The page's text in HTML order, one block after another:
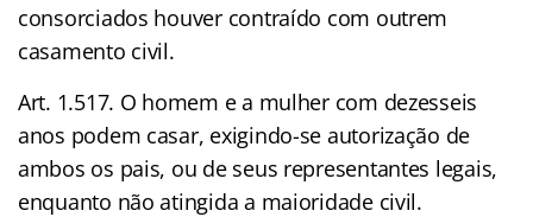
consorciados houver contraído com outrem
casamento civil.
Art. 1.517. O homem e a mulher com dezesseis
anos podem casar, exigindo-se autorização de
ambos os pais, ou de seus representantes legais,
enquanto não atingida a maioridade civil.